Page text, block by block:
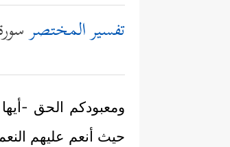
تفسير المختصر
ومعبودكم الحق -
حيث أنعم عليهم